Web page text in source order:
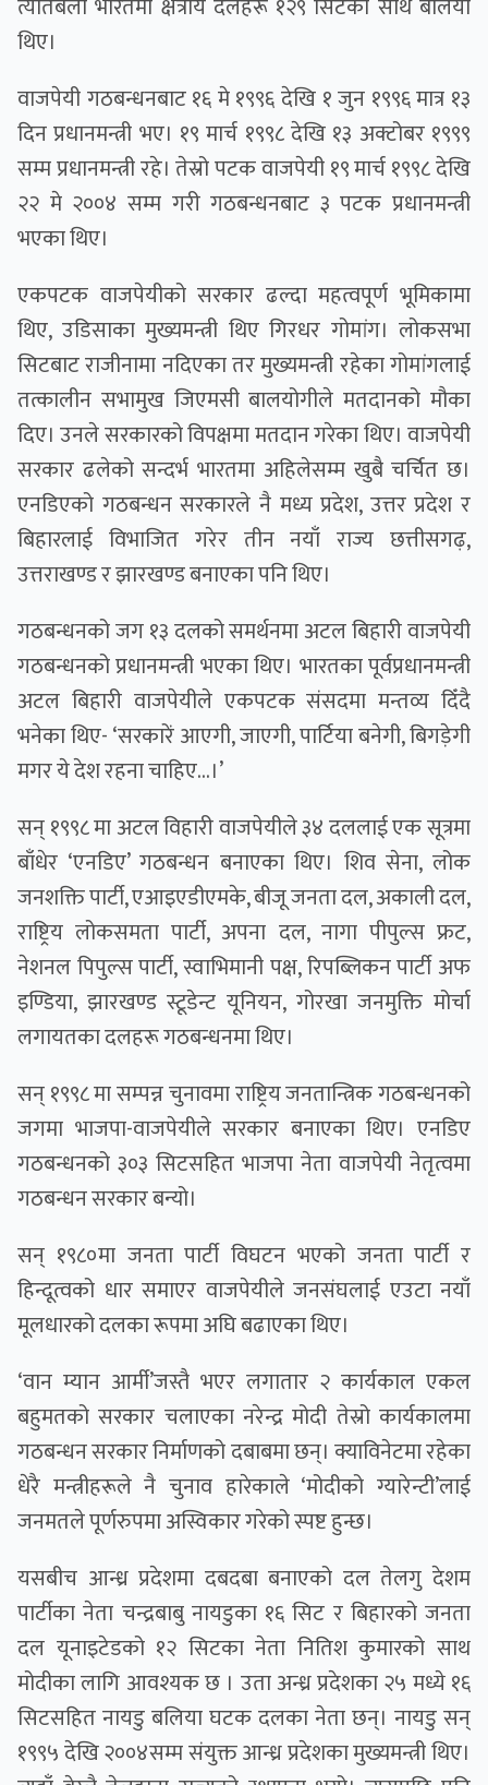
त्यतिबेला भारतमा क्षेत्रीय दलहरू १२९ सिटका साथ बलिया
थिए।
वाजपेयी गठबन्धनबाट १६ मे १९९६ देखि १ जुन १९९६ मात्र १३
दिन प्रधानमन्त्री भए। १९ मार्च १९९८ देखि १३ अक्टोबर १९९९
सम्म प्रधानमन्त्री रहे। तेस्रो पटक वाजपेयी १९ मार्च १९९८ देखि
२२ मे २००४ सम्म गरी गठबन्धनबाट ३ पटक प्रधानमन्त्री
भएका थिए।
एकपटक वाजपेयीको सरकार ढल्दा महत्वपूर्ण भूमिकामा
थिए, उडिसाका मुख्यमन्त्री थिए गिरधर गोमांग। लोकसभा
सिटबाट राजीनामा नदिएका तर मुख्यमन्त्री रहेका गोमांगलाई
तत्कालीन सभामुख जिएमसी बालयोगीले मतदानको मौका
दिए। उनले सरकारको विपक्षमा मतदान गरेका थिए। वाजपेयी
सरकार ढलेको सन्दर्भ भारतमा अहिलेसम्म खुबै चर्चित छ।
एनडिएको गठबन्धन सरकारले नै मध्य प्रदेश, उत्तर प्रदेश र
बिहारलाई विभाजित गरेर तीन नयाँ राज्य छत्तीसगढ़,
उत्तराखण्ड र झारखण्ड बनाएका पनि थिए।
गठबन्धनको जग १३ दलको समर्थनमा अटल बिहारी वाजपेयी
गठबन्धनको प्रधानमन्त्री भएका थिए। भारतका पूर्वप्रधानमन्त्री
अटल बिहारी वाजपेयीले एकपटक संसदमा मन्तव्य दिँदै
भनेका थिए- ‘सरकारें आएगी, जाएगी, पार्टिया बनेगी, बिगड़ेगी
मगर ये देश रहना चाहिए…।’
सन् १९९८ मा अटल विहारी वाजपेयीले ३४ दललाई एक सूत्रमा
बाँधेर ‘एनडिए’ गठबन्धन बनाएका थिए। शिव सेना, लोक
जनशक्ति पार्टी, एआइएडीएमके, बीजू जनता दल, अकाली दल,
राष्ट्रिय लोकसमता पार्टी, अपना दल, नागा पीपुल्स फ्रट,
नेशनल पिपुल्स पार्टी, स्वाभिमानी पक्ष, रिपब्लिकन पार्टी अफ
इण्डिया, झारखण्ड स्टूडेन्ट यूनियन, गोरखा जनमुक्ति मोर्चा
लगायतका दलहरू गठबन्धनमा थिए।
सन् १९९८ मा सम्पन्न चुनावमा राष्ट्रिय जनतान्त्रिक गठबन्धनको
जगमा भाजपा-वाजपेयीले सरकार बनाएका थिए। एनडिए
गठबन्धनको ३०३ सिटसहित भाजपा नेता वाजपेयी नेतृत्वमा
गठबन्धन सरकार बन्यो।
सन् १९८०मा जनता पार्टी विघटन भएको जनता पार्टी र
हिन्दूत्वको धार समाएर वाजपेयीले जनसंघलाई एउटा नयाँ
मूलधारको दलका रूपमा अघि बढाएका थिए।
‘वान म्यान आर्मी’जस्तै भएर लगातार २ कार्यकाल एकल
बहुमतको सरकार चलाएका नरेन्द्र मोदी तेस्रो कार्यकालमा
गठबन्धन सरकार निर्माणको दबाबमा छन्। क्याविनेटमा रहेका
धेरै मन्त्रीहरूले नै चुनाव हारेकाले ‘मोदीको ग्यारेन्टी’लाई
जनमतले पूर्णरुपमा अस्विकार गरेको स्पष्ट हुन्छ।
यसबीच आन्ध्र प्रदेशमा दबदबा बनाएको दल तेलगु देशम
पार्टीका नेता चन्द्रबाबु नायडुका १६ सिट र बिहारको जनता
दल यूनाइटेडको १२ सिटका नेता नितिश कुमारको साथ
मोदीका लागि आवश्यक छ । उता अन्ध्र प्रदेशका २५ मध्ये १६
सिटसहित नायडु बलिया घटक दलका नेता छन्। नायडु सन्
१९९५ देखि २००४सम्म संयुक्त आन्ध्र प्रदेशका मुख्यमन्त्री थिए।